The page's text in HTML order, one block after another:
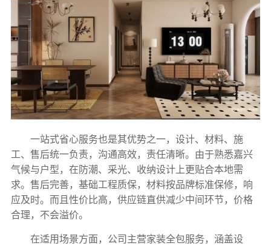
一站式省心服务也是其优势之一，设计、材料、施
工、售后统一负责，沟通高效，责任清晰。由于熟悉嘉兴
气候与户型，在防潮、采光、收纳设计上更贴合本地需
求。售后完善，基础工程质保，材料按品牌标准保修，响
应及时。而且性价比高，供应链直供减少中间环节，价格
合理，不会溢价。
在适用场景方面，公司主营家装全包服务，涵盖设